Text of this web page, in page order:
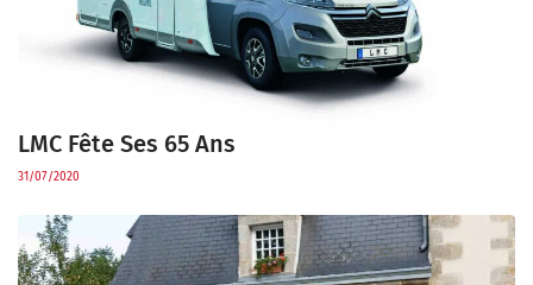
LMC Fête Ses 65 Ans
31/07/2020